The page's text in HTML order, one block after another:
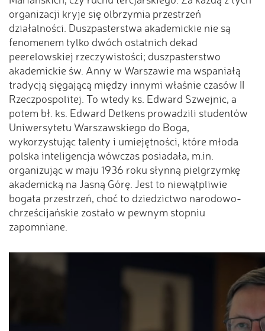
organizacji kryje się olbrzymia przestrzeń
działalności. Duszpasterstwa akademickie nie są
fenomenem tylko dwóch ostatnich dekad
peerelowskiej rzeczywistości; duszpasterstwo
akademickie św. Anny w Warszawie ma wspaniałą
tradycją sięgającą między innymi właśnie czasów II
Rzeczpospolitej. To wtedy ks. Edward Szwejnic, a
potem bł. ks. Edward Detkens prowadzili studentów
Uniwersytetu Warszawskiego do Boga,
wykorzystując talenty i umiejętności, które młoda
polska inteligencja wówczas posiadała, m.in.
organizując w maju 1936 roku słynną pielgrzymkę
akademicką na Jasną Górę. Jest to niewątpliwie
bogata przestrzeń, choć to dziedzictwo narodowo-
chrześcijańskie zostało w pewnym stopniu
zapomniane.